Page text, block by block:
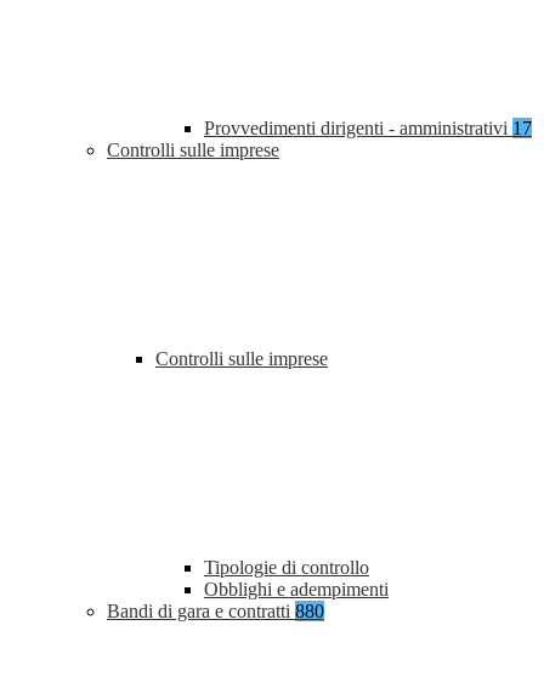
Provvedimenti dirigenti - amministrativi 17
Controlli sulle imprese
Controlli sulle imprese
Tipologie di controllo
Obblighi e adempimenti
Bandi di gara e contratti 880